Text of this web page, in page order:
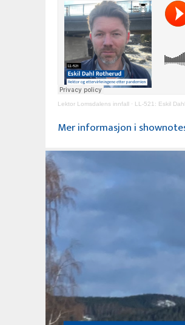
Lektor Lomsdalens innfall· LL-521: Eskil
Mer informasjon i